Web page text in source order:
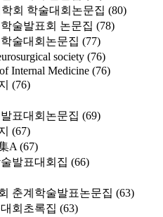
회 학술대회논문집 (80)
술발표회 논문집 (78)
술대회논문집 (77)
society (76)
Internal Medicine (76)
(76)
표대회논문집 (69)
(67)
A (67)
발표대회집 (66)
춘계학술발표논문집 (63)
회초록집 (63)